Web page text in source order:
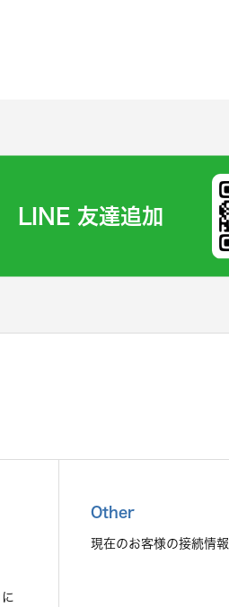
LINE 友達追加
Other
現在のお客様の接続情報